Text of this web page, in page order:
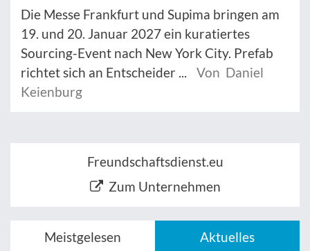
Die Messe Frankfurt und Supima bringen am
19. und 20. Januar 2027 ein kuratiertes
Sourcing-Event nach New York City. Prefab
richtet sich an Entscheider ...
Von Daniel
Keienburg
Freundschaftsdienst.eu
Zum Unternehmen
Meistgelesen Aktuelles